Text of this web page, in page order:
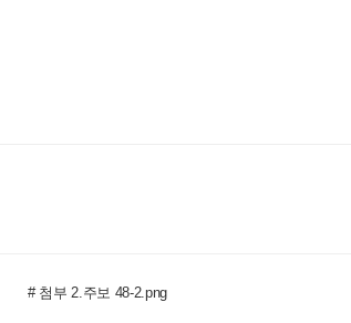
# 첨부 2.주보 48-2.png